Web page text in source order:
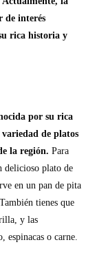
de interés
rica historia y
por su rica
de platos
la región.Para
delicioso plato de
en un pan de pita
tienes que
y las
espinacas o carne.